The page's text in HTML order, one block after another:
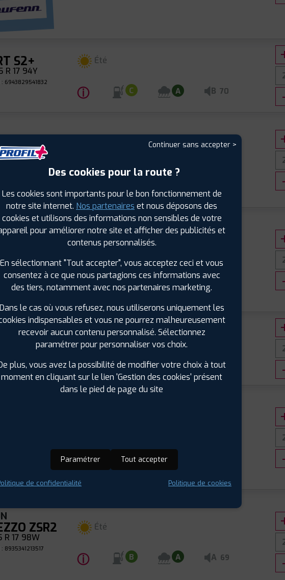
S2+
R 17 94Y
: 6943829541832
Été
ⓘ C A B 70
AS2
R 17 94Y
: 6932877152770
ⓘ C A
ZSR2
17 84Y
: 6922250425102
Été
ⓘ C A A 69
4SEA
17 95W
: 6959655486155
4 Saisons
ⓘ B B B 72
TX3
17 84W
: 6956647620511
ⓘ C B
ZSR2
17 98W
: 8935341213517
Été
ⓘ B A A 69
Continuer sans accepter >
Des cookies pour la route ?
Les cookies sont importants pour le bon fonctionnement de
notre site internet. Nos partenaires et nous déposons des
cookies et utilisons des informations non sensibles de votre
pour améliorer notre site et afficher des publicités et
contenus personnalisés.
En sélectionnant "Tout accepter", vous acceptez ceci et vous
consentez à ce que nous partagions ces informations avec
des tiers, notamment avec nos partenaires marketing.
Dans le cas où vous refusez, nous utiliserons uniquement les
indispensables et vous ne pourrez malheureusement
recevoir aucun contenu personnalisé. Sélectionnez
paramétrer pour personnaliser vos choix.
plus, vous avez la possibilité de modifier votre choix à tout
moment en cliquant sur le lien 'Gestion des cookies' présent
dans le pied de page du site
Paramétrer Tout accepter
de confidentialité Politique de cookies